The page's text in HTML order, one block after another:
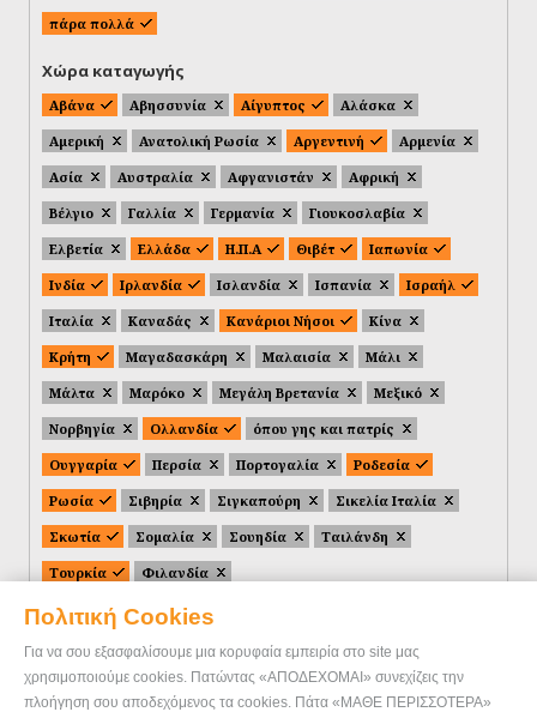
Πολιτική Cookies
Για να σου εξασφαλίσουμε μια κορυφαία εμπειρία στο site μας
χρησιμοποιούμε cookies. Πατώντας «ΑΠΟΔΕΧΟΜΑΙ» συνεχίζεις την
πλοήγηση σου αποδεχόμενος τα cookies. Πάτα «ΜΑΘΕ ΠΕΡΙΣΣΟΤΕΡΑ»
πάρα πολλά
Χώρα καταγωγής
Αβάνα Αβησσυνία Αίγυπτος
Αλάσκα
Αμερική
Ανατολική Ρωσία Αργεντινή
Αρμενία
Ασία
Αυστραλία Αφγανιστάν
Αφρική
Βέλγιο
Γαλλία Γερμανία
Γιουκοσλαβία
Ελβετία
Ελλάδα Η.Π.Α Θιβέτ
Ιαπωνία
Ινδία
Ιρλανδία Ισλανδία Ισπανία
Ισραήλ
Ιταλία
Καναδάς Κανάριοι Νήσοι
Κίνα
Κρήτη
Μαγαδασκάρη Μαλαισία
Μάλι
Μάλτα
Μαρόκο Μεγάλη Βρετανία
Μεξικό
Νορβηγία
Ολλανδία
όπου γης και πατρίς
Ουγγαρία
Περσία Πορτογαλία
Ροδεσία
Ρωσία
Σιβηρία Σιγκαπούρη
Σικελία Ιταλία
Σκωτία
Σομαλία Σουηδία
Ταιλάνδη
Τουρκία
Φιλανδία